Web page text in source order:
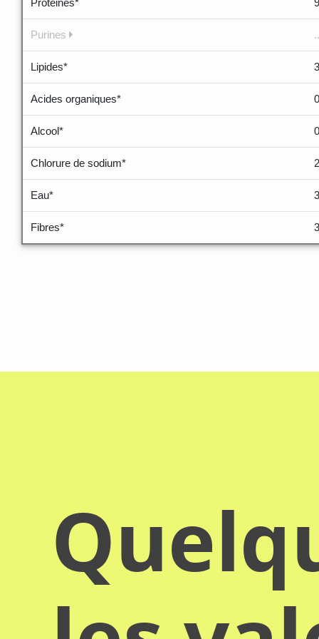
Proteines*
Purines
Lipides*
Acides organiques*
Alcool*
Chlorure de sodium*
Eau*
Fibres*